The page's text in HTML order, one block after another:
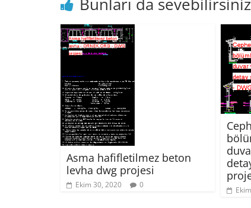
Asma hafifletilmez beton
levha dwg projesi
Ekim 30, 2020 0